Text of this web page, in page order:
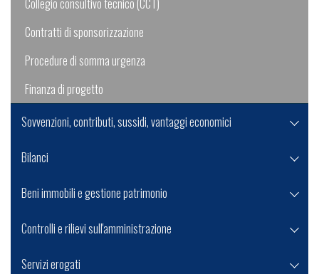
Collegio consultivo tecnico (CCT)
Contratti di sponsorizzazione
Procedure di somma urgenza
Finanza di progetto
Sovvenzioni, contributi, sussidi, vantaggi economici
Bilanci
Beni immobili e gestione patrimonio
Controlli e rilievi sull'amministrazione
Servizi erogati